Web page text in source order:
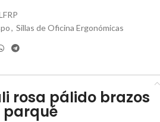
, Sillas de Oficina Ergonómicas
rosa pálido brazos
parqué